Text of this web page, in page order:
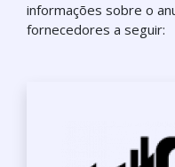
informações sobre o
fornecedores a seguir: